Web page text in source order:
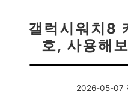
갤럭시워치8
호, 사용해
2026-05-07